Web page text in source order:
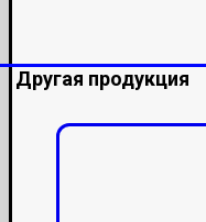
Другая продукция